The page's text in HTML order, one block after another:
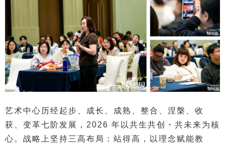
艺术中心历经起步、成长、成熟、整合、涅槃、收
获、变革七阶发展，2026 年以共生共创・共未来为核
心。战略上坚持三高布局：站得高，以理念赋能教